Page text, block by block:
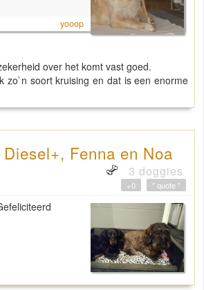
yooop
over het komt vast goed.
zo`n soort kruising en dat is een enorme
Fenna en Noa
3 doggies
" quote "
+0